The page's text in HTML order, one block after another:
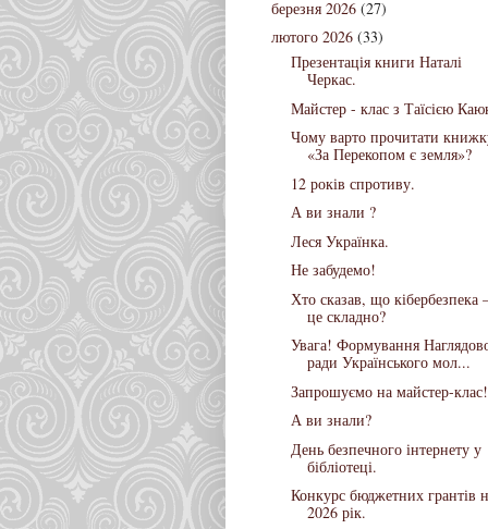
березня 2026 (27)
лютого 2026 (33)
Презентація книги Наталі
Черкас.
Майстер - клас з Таїсією
Чому варто прочитати
«За Перекопом є земля»?
12 років спротиву.
А ви знали ?
Леся Українка.
Не забудемо!
Хто сказав, що
це складно?
Увага! Формування
ради Українського мол...
Запрошуємо на майстер-клас!
А ви знали?
День безпечного інтернету у
бібліотеці.
Конкурс бюджетних грантів
2026 рік.